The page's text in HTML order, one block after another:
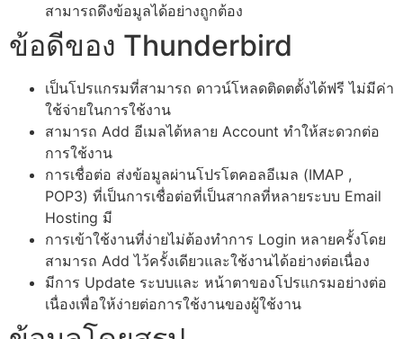
สามารถดึงข้อมูลได้อย่างถูกต้อง
ข้อดีของ Thunderbird
เป็นโปรแกรมที่สามารถ ดาวน์โหลดติดตตั้งได้ฟรี ไม่มีค่า
ใช้จ่ายในการใช้งาน
สามารถ Add อีเมลได้หลาย Account ทำให้สะดวกต่อ
การใช้งาน
การเชื่อต่อ ส่งข้อมูลผ่านโปรโตคอลอีเมล (IMAP ,
POP3) ที่เป็นการเชื่อต่อที่เป็นสากลที่หลายระบบ Email
Hosting มี
การเข้าใช้งานที่ง่ายไม่ต้องทำการ Login หลายครั้งโดย
สามารถ Add ไว้ครั้งเดียวและใช้งานได้อย่างต่อเนื่อง
มีการ Update ระบบและ หน้าตาของโปรแกรมอย่างต่อ
เนื่องเพื่อให้ง่ายต่อการใช้งานของผู้ใช้งาน